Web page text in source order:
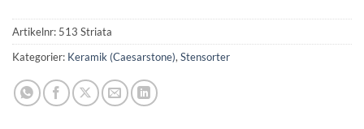
Artikelnr: 513 Striata
Kategorier: Keramik (Caesarstone),Stensorter